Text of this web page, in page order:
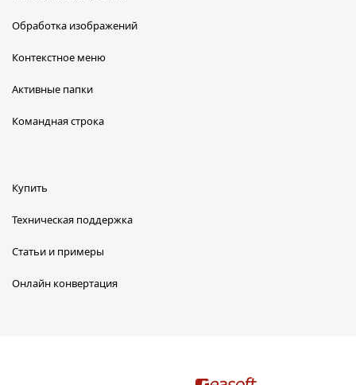
Обработка изображений
Контекстное меню
Активные папки
Командная строка
Купить
Техническая поддержка
Статьи и примеры
Онлайн конвертация